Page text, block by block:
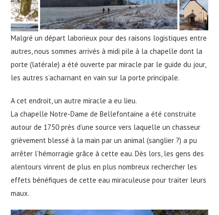
Malgré un départ laborieux pour des raisons logistiques entre
autres, nous sommes arrivés à midi pile à la chapelle dont la
porte (latérale) a été ouverte par miracle par le guide du jour,
les autres s’acharnant en vain sur la porte principale.
A cet endroit, un autre miracle a eu lieu.
La chapelle Notre-Dame de Bellefontaine a été construite
autour de 1750 près d’une source vers laquelle un chasseur
grièvement blessé à la main par un animal (sanglier ?) a pu
arrêter l’hémorragie grâce à cette eau. Dès lors, les gens des
alentours vinrent de plus en plus nombreux rechercher les
effets bénéfiques de cette eau miraculeuse pour traiter leurs
maux.